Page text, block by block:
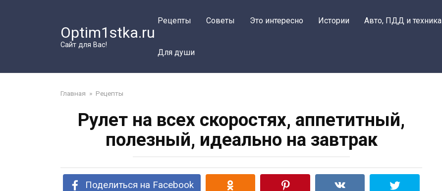
Optim1stka.ru
Сайт для Вас!
Рецепты Советы Это интересно Истории Авто, ПДД и техника
Для души
Главная » Рецепты
Рулет на всех скоростях, аппетитный,
полезный, идеально на завтрак
Поделиться на Facebook